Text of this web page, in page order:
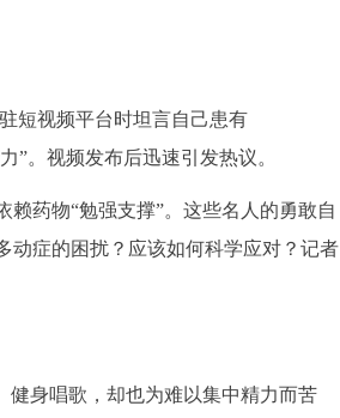
短视频平台时坦言自己患有
”。视频发布后迅速引发热议。
药物“勉强支撑”。这些名人的勇敢自
动症的困扰？应该如何科学应对？记者
健身唱歌，却也为难以集中精力而苦